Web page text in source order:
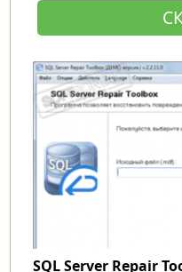
SQL Server Repair